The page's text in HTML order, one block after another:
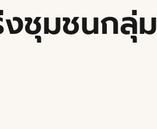
ชุมชนกลุ่ม